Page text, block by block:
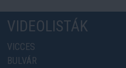
VIDEOLISTÁK
VICCES
BULVÁR